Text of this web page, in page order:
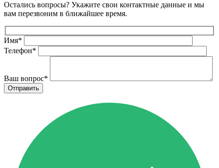
Остались вопросы? Укажите свои контактные данные и мы
вам перезвоним в ближайшее время.
Имя*
Телефон*
Ваш вопрос*